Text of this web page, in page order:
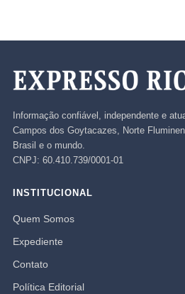
Informação confiável, independente e
Campos dos Goytacazes, Norte
Brasil e o mundo.
CNPJ: 60.410.739/0001-01
INSTITUCIONAL
Quem Somos
Expediente
Contato
Política Editorial